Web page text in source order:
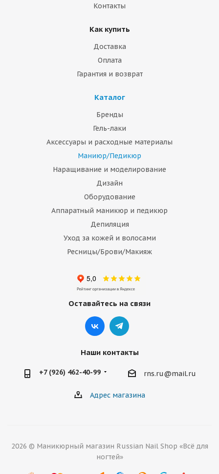
Контакты
Как купить
Доставка
Оплата
Гарантия и возврат
Каталог
Бренды
Гель-лаки
Аксессуары и расходные материалы
Маниюр/Педикюр
Наращивание и моделирование
Дизайн
Оборудование
Аппаратный маникюр и педикюр
Депиляция
Уход за кожей и волосами
Ресницы/Брови/Макияж
Оставайтесь на связи
Наши контакты
+7 (926) 462-40-99 rns.ru@mail.ru
Адрес магазина
2026 © Маникюрный магазин Russian Nail Shop «Всё для
ногтей»